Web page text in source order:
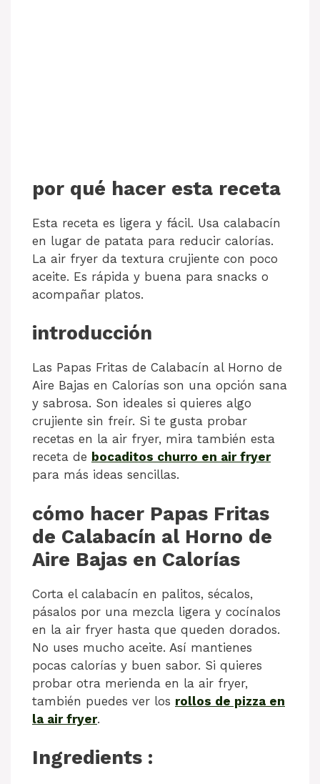
por qué hacer esta receta
Esta receta es ligera y fácil. Usa calabacín
en lugar de patata para reducir calorías.
La air fryer da textura crujiente con poco
aceite. Es rápida y buena para snacks o
acompañar platos.
introducción
Las Papas Fritas de Calabacín al Horno de
Aire Bajas en Calorías son una opción sana
y sabrosa. Son ideales si quieres algo
crujiente sin freír. Si te gusta probar
recetas en la air fryer, mira también esta
receta de bocaditos churro en air fryer
para más ideas sencillas.
cómo hacer Papas Fritas
de Calabacín al Horno de
Aire Bajas en Calorías
Corta el calabacín en palitos, sécalos,
pásalos por una mezcla ligera y cocínalos
en la air fryer hasta que queden dorados.
No uses mucho aceite. Así mantienes
pocas calorías y buen sabor. Si quieres
probar otra merienda en la air fryer,
también puedes ver los rollos de pizza en
la air fryer.
Ingredients :